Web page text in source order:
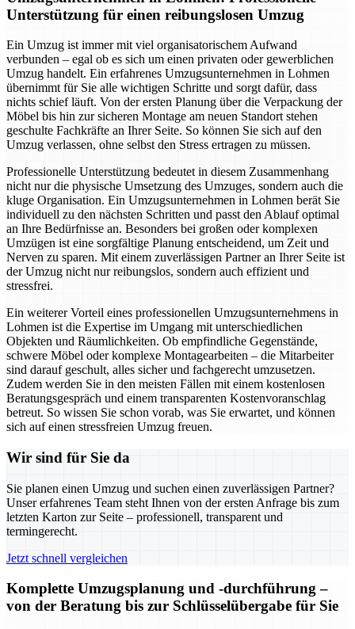
Unterstützung für einen reibungslosen Umzug
Ein Umzug ist immer mit viel organisatorischem Aufwand
verbunden – egal ob es sich um einen privaten oder gewerblichen
Umzug handelt. Ein erfahrenes Umzugsunternehmen in Lohmen
übernimmt für Sie alle wichtigen Schritte und sorgt dafür, dass
nichts schief läuft. Von der ersten Planung über die Verpackung der
Möbel bis hin zur sicheren Montage am neuen Standort stehen
geschulte Fachkräfte an Ihrer Seite. So können Sie sich auf den
Umzug verlassen, ohne selbst den Stress ertragen zu müssen.
Professionelle Unterstützung bedeutet in diesem Zusammenhang
nicht nur die physische Umsetzung des Umzuges, sondern auch die
kluge Organisation. Ein Umzugsunternehmen in Lohmen berät Sie
individuell zu den nächsten Schritten und passt den Ablauf optimal
an Ihre Bedürfnisse an. Besonders bei großen oder komplexen
Umzügen ist eine sorgfältige Planung entscheidend, um Zeit und
Nerven zu sparen. Mit einem zuverlässigen Partner an Ihrer Seite ist
der Umzug nicht nur reibungslos, sondern auch effizient und
stressfrei.
Ein weiterer Vorteil eines professionellen Umzugsunternehmens in
Lohmen ist die Expertise im Umgang mit unterschiedlichen
Objekten und Räumlichkeiten. Ob empfindliche Gegenstände,
schwere Möbel oder komplexe Montagearbeiten – die Mitarbeiter
sind darauf geschult, alles sicher und fachgerecht umzusetzen.
Zudem werden Sie in den meisten Fällen mit einem kostenlosen
Beratungsgespräch und einem transparenten Kostenvoranschlag
betreut. So wissen Sie schon vorab, was Sie erwartet, und können
sich auf einen stressfreien Umzug freuen.
Wir sind für Sie da
Sie planen einen Umzug und suchen einen zuverlässigen Partner?
Unser erfahrenes Team steht Ihnen von der ersten Anfrage bis zum
letzten Karton zur Seite – professionell, transparent und
termingerecht.
Jetzt schnell vergleichen
Komplette Umzugsplanung und -durchführung –
von der Beratung bis zur Schlüsselübergabe für Sie